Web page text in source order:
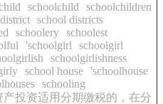
schoolchild
schoolchildren
school districts
schoolery schoolest
'schoolgirl
schoolgirl
schoolgirlishness
school house 'schoolhouse
schooling
投资适用分期缴税的，在分